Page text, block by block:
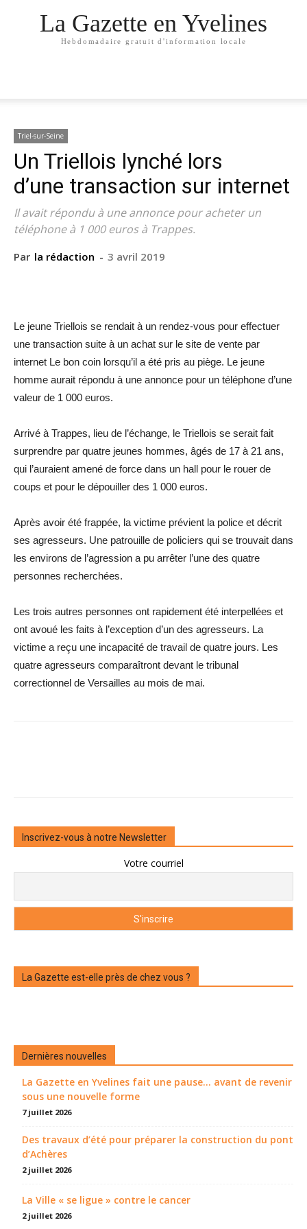
La Gazette en Yvelines
Hebdomadaire gratuit d'information locale
Triel-sur-Seine
Un Triellois lynché lors
d’une transaction sur internet
Il avait répondu à une annonce pour acheter un
téléphone à 1 000 euros à Trappes.
Par la rédaction - 3 avril 2019
Le jeune Triellois se rendait à un rendez-vous pour effectuer
une transaction suite à un achat sur le site de vente par
internet Le bon coin lorsqu’il a été pris au piège. Le jeune
homme aurait répondu à une annonce pour un téléphone d’une
valeur de 1 000 euros.
Arrivé à Trappes, lieu de l’échange, le Triellois se serait fait
surprendre par quatre jeunes hommes, âgés de 17 à 21 ans,
qui l’auraient amené de force dans un hall pour le rouer de
coups et pour le dépouiller des 1 000 euros.
Après avoir été frappée, la victime prévient la police et décrit
ses agresseurs. Une patrouille de policiers qui se trouvait dans
les environs de l’agression a pu arrêter l’une des quatre
personnes recherchées.
Les trois autres personnes ont rapidement été interpellées et
ont avoué les faits à l’exception d’un des agresseurs. La
victime a reçu une incapacité de travail de quatre jours. Les
quatre agresseurs comparaîtront devant le tribunal
correctionnel de Versailles au mois de mai.
Inscrivez-vous à notre Newsletter
Votre courriel
La Gazette est-elle près de chez vous ?
Dernières nouvelles
La Gazette en Yvelines fait une pause... avant de revenir
sous une nouvelle forme
7 juillet 2026
Des travaux d’été pour préparer la construction du pont
d’Achères
2 juillet 2026
La Ville « se ligue » contre le cancer
2 juillet 2026